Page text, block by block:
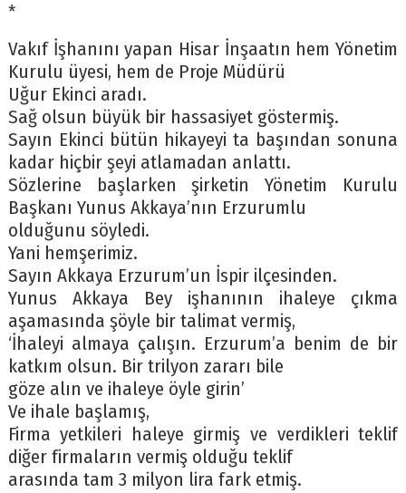
*
Vakıf İşhanını yapan Hisar İnşaatın hem Yönetim
Kurulu üyesi, hem de Proje Müdürü
Uğur Ekinci aradı.
Sağ olsun büyük bir hassasiyet göstermiş.
Sayın Ekinci bütün hikayeyi ta başından sonuna
kadar hiçbir şeyi atlamadan anlattı.
Sözlerine başlarken şirketin Yönetim Kurulu
Başkanı Yunus Akkaya’nın Erzurumlu
olduğunu söyledi.
Yani hemşerimiz.
Sayın Akkaya Erzurum’un İspir ilçesinden.
Yunus Akkaya Bey işhanının ihaleye çıkma
aşamasında şöyle bir talimat vermiş,
‘İhaleyi almaya çalışın. Erzurum’a benim de bir
katkım olsun. Bir trilyon zararı bile
göze alın ve ihaleye öyle girin’
Ve ihale başlamış,
Firma yetkileri haleye girmiş ve verdikleri teklif
diğer firmaların vermiş olduğu teklif
arasında tam 3 milyon lira fark etmiş.